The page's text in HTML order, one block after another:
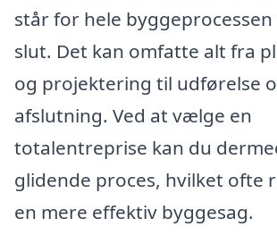
står for hele
slut. Det kan omfatte alt fra
og projektering til udførelse
afslutning. Ved at vælge en
totalentreprise kan du
glidende proces, hvilket ofte
en mere effektiv byggesag.